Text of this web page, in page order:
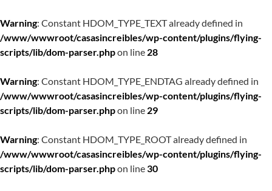
Warning: Constant HDOM_TYPE_TEXT already defined in
/www/wwwroot/casasincreibles/wp-content/plugins/flying-
scripts/lib/dom-parser.phpon line 28
Warning: Constant HDOM_TYPE_ENDTAG already defined in
/www/wwwroot/casasincreibles/wp-content/plugins/flying-
scripts/lib/dom-parser.phpon line 29
Warning: Constant HDOM_TYPE_ROOT already defined in
/www/wwwroot/casasincreibles/wp-content/plugins/flying-
scripts/lib/dom-parser.phpon line30